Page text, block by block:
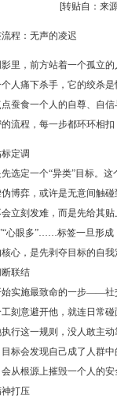
[转贴自：来
程：无声的凌迟
里，前方站着一个孤立的
人痛下杀手，它的绞杀
蚕食一个人的自尊、自
流程，每一步都环环相
定调
选定一个“异类”目标。
博弈，或许是无意间触
立刻发难，而是先给其
心眼多”……标签一旦形
心，是先剥夺目标的自
联结
实施最致命的一步——社
刻意避开他，就连日常
行这一规则，没人敢主
标会发现自己成了人群
从根源上摧毁一个人的
打压